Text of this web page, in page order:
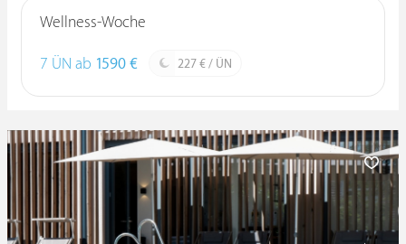
Wellness-Woche
7 ÜN ab 1590 € 227 € / ÜN